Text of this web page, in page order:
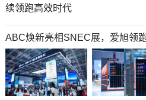
续领跑高效时代
ABC焕新亮相SNEC展，爱旭领